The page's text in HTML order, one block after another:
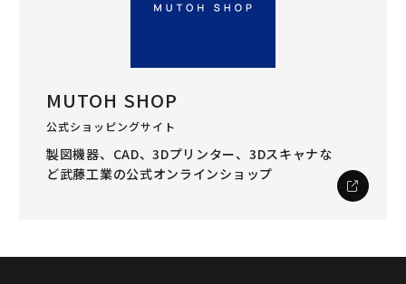
MUTOH SHOP
公式ショッピングサイト
製図機器、CAD、3Dプリンター、3Dスキャナな
ど武藤工業の公式オンラインショップ